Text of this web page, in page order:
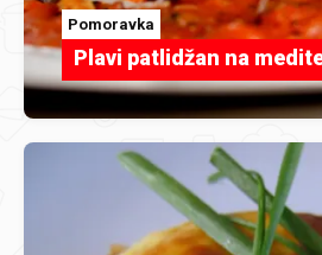
Pomoravka
Plavi patlidžan na